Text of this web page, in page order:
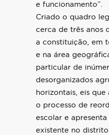
e funcionamento”.
Criado o quadro
cerca de três anos
a constituição, em
e na área
particular de
desorganizados
horizontais, eis que
o processo de
escolar e
existente no